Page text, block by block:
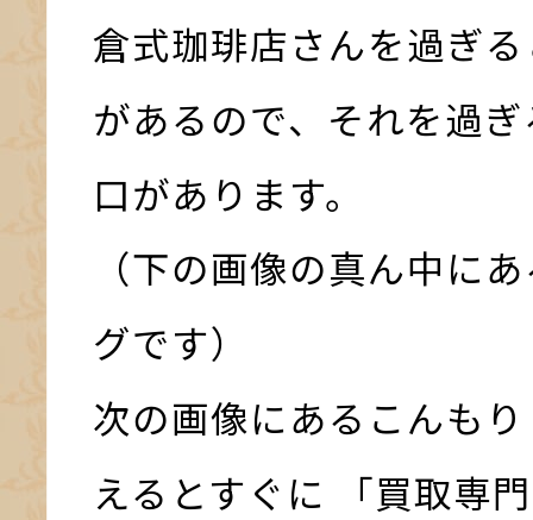
倉式珈琲店さんを過ぎ
があるので、それを過
口があります。
（下の画像の真ん中に
グです）
次の画像にあるこんも
えるとすぐに 「買取専